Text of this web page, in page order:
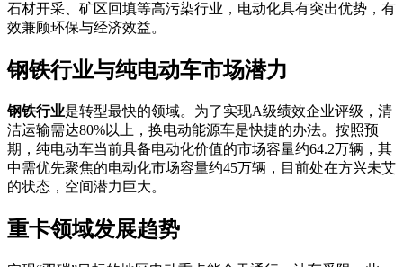
石材开采、矿区回填等高污染行业，电动化具有突出优势，有
效兼顾环保与经济效益。
钢铁行业与纯电动车市场潜力
钢铁行业是转型最快的领域。为了实现A级绩效企业评级，清
洁运输需达80%以上，换电动能源车是快捷的办法。按照预
期，纯电动车当前具备电动化价值的市场容量约64.2万辆，其
中需优先聚焦的电动化市场容量约45万辆，目前处在方兴未艾
的状态，空间潜力巨大。
重卡领域发展趋势